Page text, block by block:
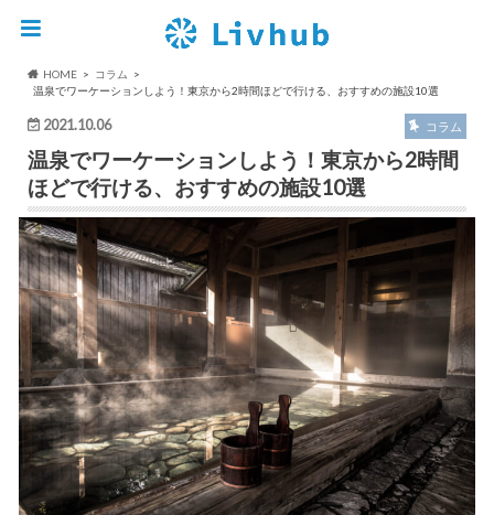
HOME
コラム
温泉でワーケーションしよう！東京から2時間ほどで行ける、おすすめの施設10選
2021.10.06 コラム
温泉でワーケーションしよう！東京から2時間
ほどで行ける、おすすめの施設10選